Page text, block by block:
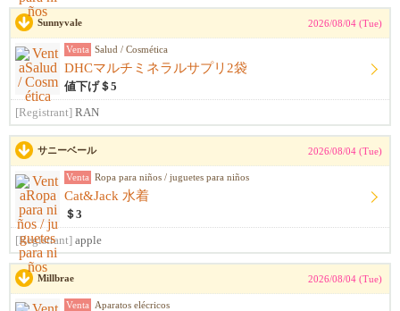
Sunnyvale 2026/08/04 (Tue)
Venta Salud / Cosmética
DHCマルチミネラルサプリ2袋
値下げ＄5
[Registrant] RAN
サニーベール 2026/08/04 (Tue)
Venta Ropa para niños / juguetes para niños
Cat&Jack 水着
＄3
[Registrant] apple
Millbrae 2026/08/04 (Tue)
Venta Aparatos elécricos